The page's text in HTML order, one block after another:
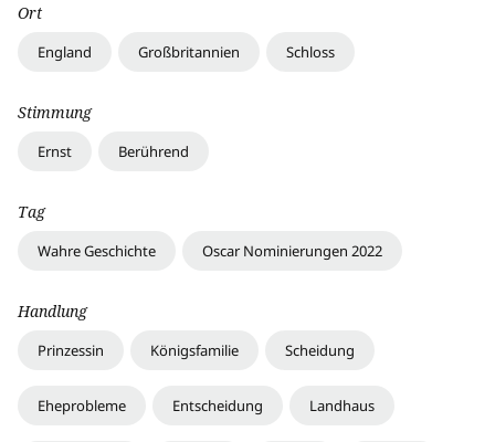
Ort
England Großbritannien Schloss
Stimmung
Ernst Berührend
Tag
Wahre Geschichte Oscar Nominierungen 2022
Handlung
Prinzessin Königsfamilie Scheidung
Eheprobleme Entscheidung Landhaus